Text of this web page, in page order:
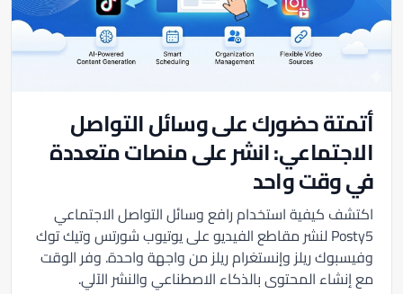
أتمتة حضورك على وسائل التواصل
الاجتماعي: انشر على منصات متعددة
في وقت واحد
اكتشف كيفية استخدام رافع وسائل التواصل الاجتماعي
Posty5 لنشر مقاطع الفيديو على يوتيوب شورتس وتيك توك
وفيسبوك ريلز وإنستغرام ريلز من واجهة واحدة. وفر الوقت
مع إنشاء المحتوى بالذكاء الاصطناعي والنشر الآلي.